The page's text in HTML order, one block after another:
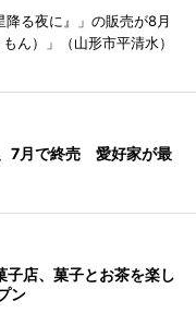
る夜に』」の販売が8月
ん）」（山形市平清水）
7月で終売 愛好家が最
店、菓子とお茶を楽し
ン